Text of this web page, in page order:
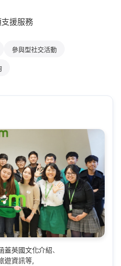
援服務
參與型社交活動
英國文化介紹、
資訊等，